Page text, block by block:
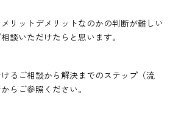
リットデメリットなのかの判断が難しい
談いただけたらと思います。
るご相談から解決までのステップ（流
らご参照ください。